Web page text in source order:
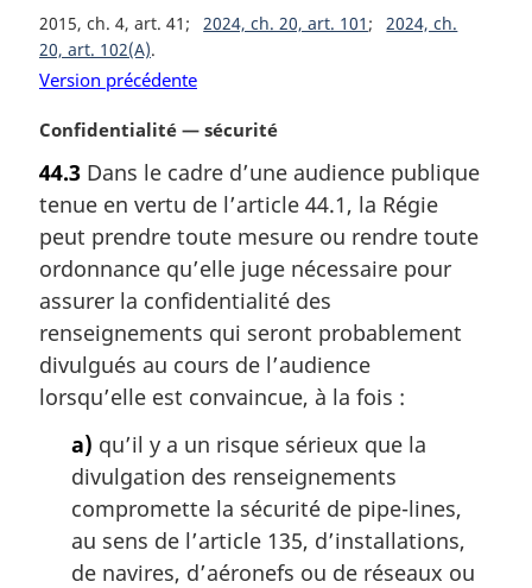
2015, ch. 4, art. 41 2024, ch. 20, art. 101
2024, ch.
20, art. 102(A)
Version précédente
N
t
e
m
a
g
i
n
a
Confidentialité — sécurité
44.3 Dans le cadre d’une audience publique
tenue en vertu de l’article 44.1, la Régie
peut prendre toute mesure ou rendre toute
ordonnance qu’elle juge nécessaire pour
assurer la confidentialité des
renseignements qui seront probablement
divulgués au cours de l’audience
lorsqu’elle est convaincue, à la fois :
a) qu’il y a un risque sérieux que la
divulgation des renseignements
compromette la sécurité de pipe-lines,
au sens de l’article 135, d’installations,
de navires, d’aéronefs ou de réseaux ou